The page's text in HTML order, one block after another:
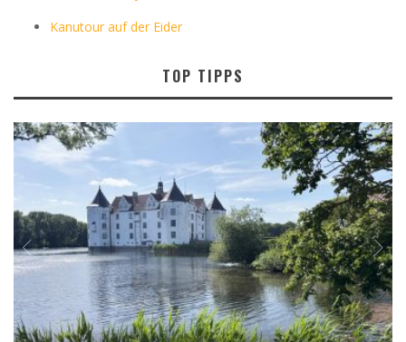
Kanutour auf der Eider
TOP TIPPS